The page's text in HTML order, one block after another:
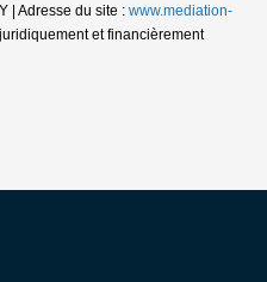
| Adresse du site : www.mediation-
et financièrement